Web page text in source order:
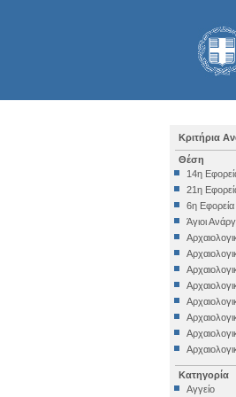
Κριτήρια
Θέση
14η
21η
6η Εφορεία
Άγιοι
Κατηγορία
Αγγείο